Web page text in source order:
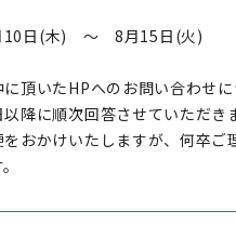
10日(木) ～ 8月15日(火)
に頂いたHPへのお問い合わせに
降に順次回答させていただき
おかけいたしますが、何卒ご